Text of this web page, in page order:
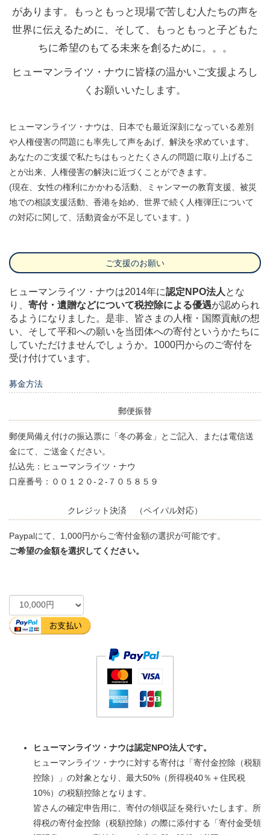
があります。もっともっと現場で苦しむ人たちの声を
世界に伝えるために、そして、もっともっと子どもた
ちに希望のもてる未来を創るために。。。
ヒューマンライツ・ナウに皆様の温かいご支援よろし
くお願いいたします。
ヒューマンライツ・ナウは、日本でも最近深刻になっている差別
や人権侵害の問題にも率先して声をあげ、解決を求めています。
あなたのご支援で私たちはもっとたくさんの問題に取り上げるこ
とが出来、人権侵害の解決に近づくことができます。
(現在、女性の権利にかかわる活動、ミャンマーの教育支援、被災
地での相談支援活動、香港を始め、世界で続く人権弾圧について
の対応に関して、活動資金が不足しています。)
ご支援のお願い
ヒューマンライツ・ナウは2014年に認定NPO法人 とな
り、 寄付・遺贈などについて税控除による優遇が認められ
るようになりました。是非、皆さまの人権・国際貢献の想
い、そして平和への願いを当団体への寄付というかたちに
していただけませんでしょうか。1000円からのご寄付を
受け付けています。
募金方法
郵便振替
郵便局備え付けの振込票に「冬の募金」とご記入、または電信送
金にて、ご送金ください。
払込先：ヒューマンライツ・ナウ
口座番号：００１２０-２-７０５８５９
クレジット決済 （ペイパル対応）
Paypalにて、1,000円からご寄付金額の選択が可能です。
ご希望の金額を選択してください。
ヒューマンライツ・ナウは認定NPO法人です。
ヒューマンライツ・ナウに対する寄付は「寄付金控除（税額
控除）」の対象となり、最大50%（所得税40％＋住民税
10%）の税額控除となります。
皆さんの確定申告用に、寄付の領収証を発行いたします。所
得税の寄付金控除（税額控除）の際に添付する「寄付金受領